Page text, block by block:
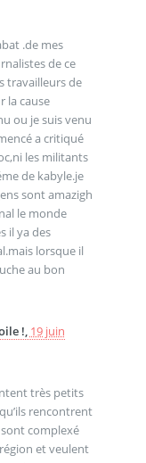
.de mes
de ce
travailleurs de
la cause
ou je suis venu
a critiqué
les militants
de kabyle.je
sont amazigh
le monde
il ya des
lorsque il
au bon
!, 19 juin
très petits
rencontrent
complexé
et veulent